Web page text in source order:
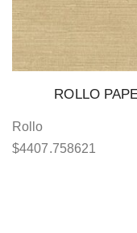
ROLLO
Rollo
$4407.758621